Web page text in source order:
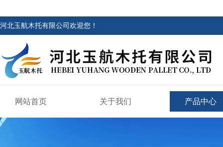
河北玉航木托有限公司欢迎您！
网站首页 关于我们 产品中心